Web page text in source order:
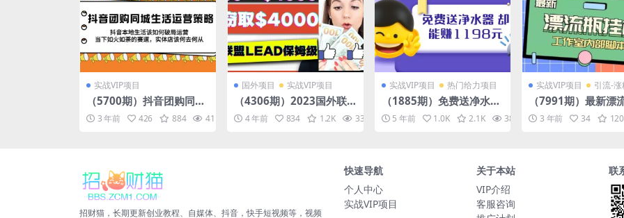
实战VIP项目
（5700期）抖音团购同城
生活运营策略，抖音本地
生活该如何破局，实体店
3 年前 426 884 41.0K 10
国外项目 实战VIP项目
（4306期）2023国外联
盟项目实操保姆级教程：
月入4000美元，适合初学
4 年前 834 1.2K 33.5K 10
实战VIP项目 热门给力项目
（1885期）免费送净水器
却能赚1198元+B站引流
+微博挂着就来红包 一天2
5 年前 1.0K 2.1K 38.4K 10
实战VIP项目 引流-
（7991期）最新漂
天平台半自动挂机玩
单窗口日收益30-
3 年前 34 120
招财猫，长期更新创业教程、自媒体、抖音，快手短视频等，视频
快速导航
个人中心
实战VIP项目
关于本站
VIP介绍
客服咨询
联